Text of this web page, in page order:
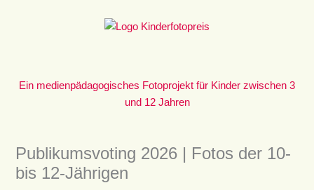
Ein medienpädagogisches Fotoprojekt für Kinder zwischen 3
und 12 Jahren
Publikumsvoting 2026 | Fotos der 10-
bis 12-Jährigen